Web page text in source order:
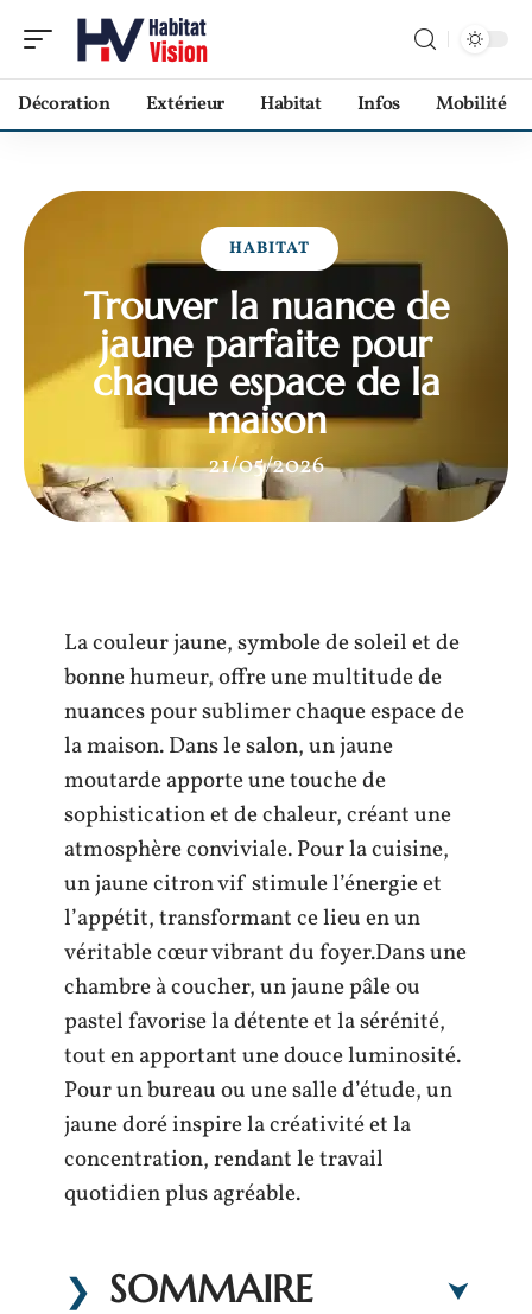
Décoration Extérieur Habitat Infos Mobilité
HABITAT
Trouver la nuance de
jaune parfaite pour
chaque espace de la
maison
21/05/2026
La couleur jaune, symbole de soleil et de
bonne humeur, offre une multitude de
nuances pour sublimer chaque espace de
la maison. Dans le salon, un jaune
moutarde apporte une touche de
sophistication et de chaleur, créant une
atmosphère conviviale. Pour la cuisine,
un jaune citron vif stimule l’énergie et
l’appétit, transformant ce lieu en un
véritable cœur vibrant du foyer.Dans une
chambre à coucher, un jaune pâle ou
pastel favorise la détente et la sérénité,
tout en apportant une douce luminosité.
Pour un bureau ou une salle d’étude, un
jaune doré inspire la créativité et la
concentration, rendant le travail
quotidien plus agréable.
SOMMAIRE